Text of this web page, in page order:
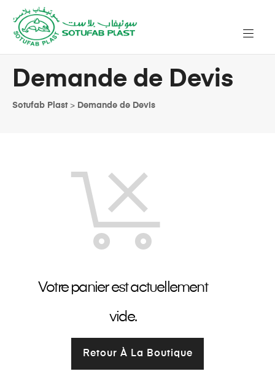
Sotufab Plast> Demande de Devis
Demande de Devis
Votre panier est actuellement
vide.
Retour À La Boutique